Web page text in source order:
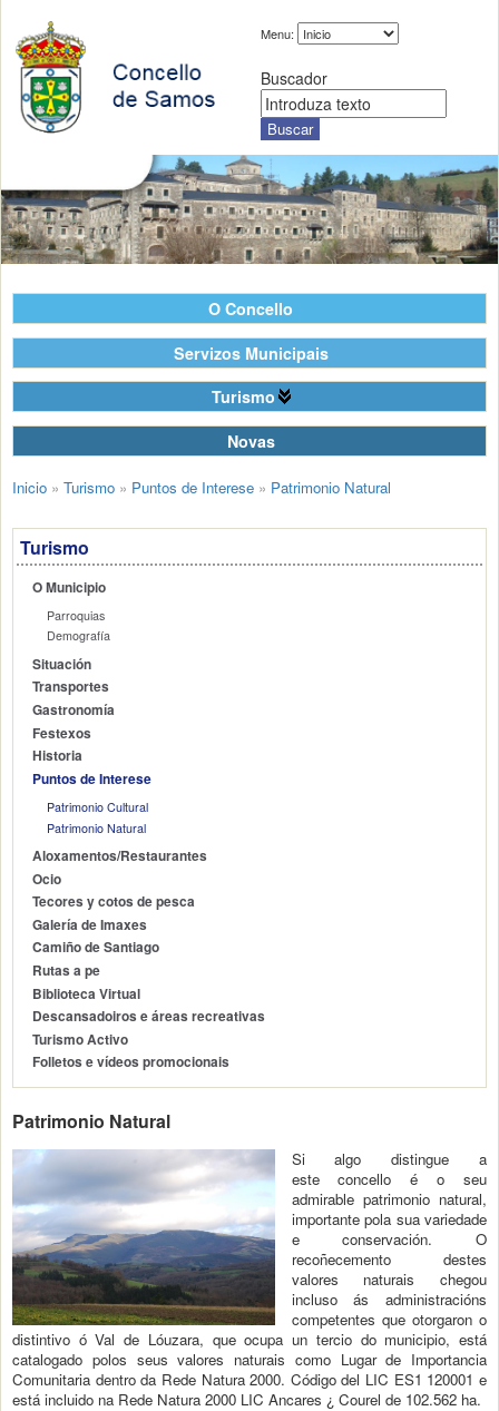
Menu:
Buscador
O Concello
Servizos Municipais
Turismo
Novas
Inicio » Turismo » Puntos de Interese » Patrimonio Natural
Turismo
O Municipio
Parroquias
Demografía
Situación
Transportes
Gastronomía
Festexos
Historia
Puntos de Interese
Patrimonio Cultural
Patrimonio Natural
Aloxamentos/Restaurantes
Ocio
Tecores y cotos de pesca
Galería de Imaxes
Camiño de Santiago
Rutas a pe
Biblioteca Virtual
Descansadoiros e áreas recreativas
Turismo Activo
Folletos e vídeos promocionais
Patrimonio Natural
Si algo distingue a
este concello é o seu
admirable patrimonio natural,
importante pola sua variedade
e conservación. O
recoñecemento destes
valores naturais chegou
incluso ás administracións
competentes que otorgaron o
distintivo ó Val de Lóuzara, que ocupa un tercio do municipio, está
catalogado polos seus valores naturais como Lugar de Importancia
Comunitaria dentro da Rede Natura 2000. Código del LIC ES1 120001 e
está incluido na Rede Natura 2000 LIC Ancares ¿ Courel de 102.562 ha.